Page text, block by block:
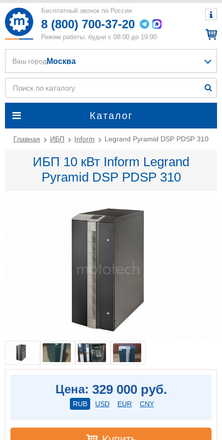
Бесплатный звонок по России
8 (800) 700-37-20
Режим работы: будни с 08:00 до 19:00
Каталог
Ваш город Москва
Главная ИБП Inform Legrand Pyramid DSP PDSP 310
ИБП 10 кВт Inform Legrand
Pyramid DSP PDSP 310
Цена: 329 000 руб.
RUB USD EUR CNY